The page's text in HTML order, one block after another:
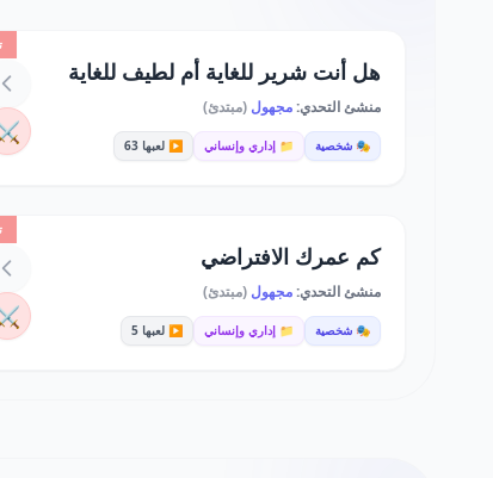
هل أنت شرير للغاية أم لطيف للغاية
منشئ التحدي:مجهول (مبتدئ)
🎭 شخصية 📁 إداري وإنساني ▶️ لعبها 63
كم عمرك الافتراضي
منشئ التحدي:مجهول (مبتدئ)
🎭 شخصية 📁 إداري وإنساني ▶️ لعبها 5